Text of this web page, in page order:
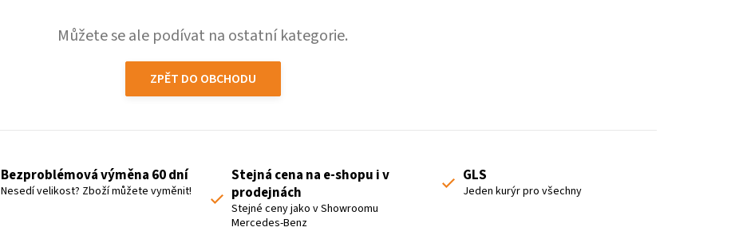
Můžete se ale podívat na ostatní kategorie.
ZPĚT DO OBCHODU
Bezproblémová výměna 60 dní
Nesedí velikost? Zboží můžete vyměnit!
Stejná cena na e-shopu i v
prodejnách
Stejné ceny jako v Showroomu
Mercedes-Benz
GLS
Jeden kurýr pro všechny